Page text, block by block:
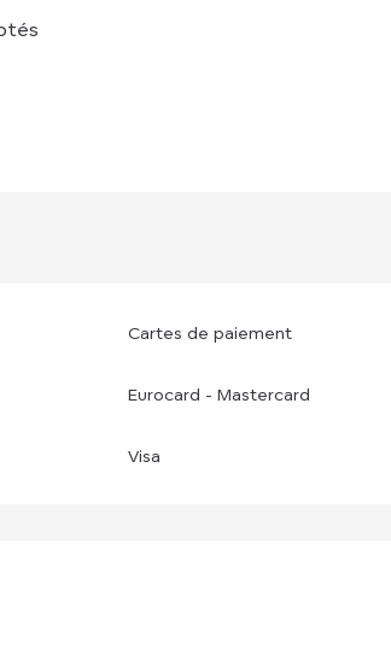
Cartes de paiement
Eurocard - Mastercard
Visa